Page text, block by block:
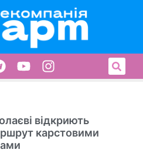
відкриють
карстовими